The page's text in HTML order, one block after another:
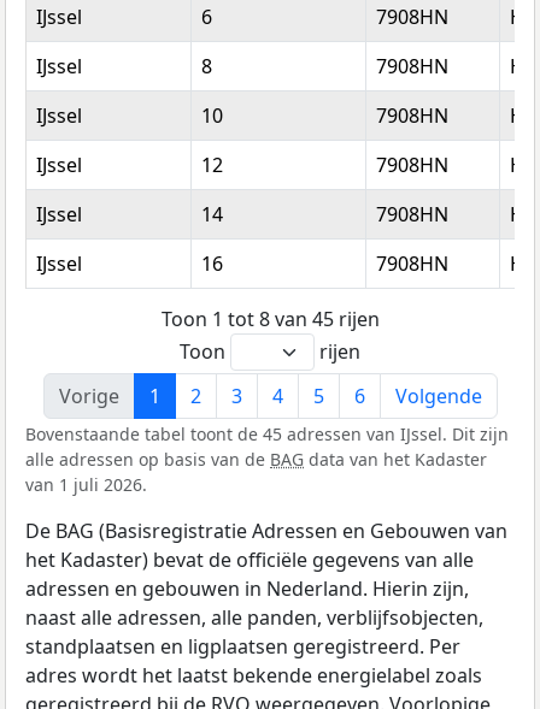
IJssel
6 7908HN
IJssel
8 7908HN
IJssel
10 7908HN
IJssel
12 7908HN
IJssel
14 7908HN
IJssel
16 7908HN
Toon 1 tot 8 van 45 rijen
Toon
rijen
Vorige
1 2 3 4 5 6 Volgende
Bovenstaande tabel toont de 45 adressen van IJssel. Dit zijn
alle adressen op basis van de BAG data van het Kadaster
van 1 juli 2026.
De BAG (Basisregistratie Adressen en Gebouwen van
het Kadaster) bevat de officiële gegevens van alle
adressen en gebouwen in Nederland. Hierin zijn,
naast alle adressen, alle panden, verblijfsobjecten,
standplaatsen en ligplaatsen geregistreerd. Per
adres wordt het laatst bekende energielabel zoals